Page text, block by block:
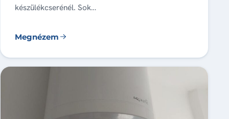
készülékcserénél. Sok…
Megnézem